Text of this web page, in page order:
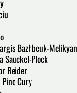
Bazhbeuk-Melikyan
Sauckel-Plock
Reider
Cury